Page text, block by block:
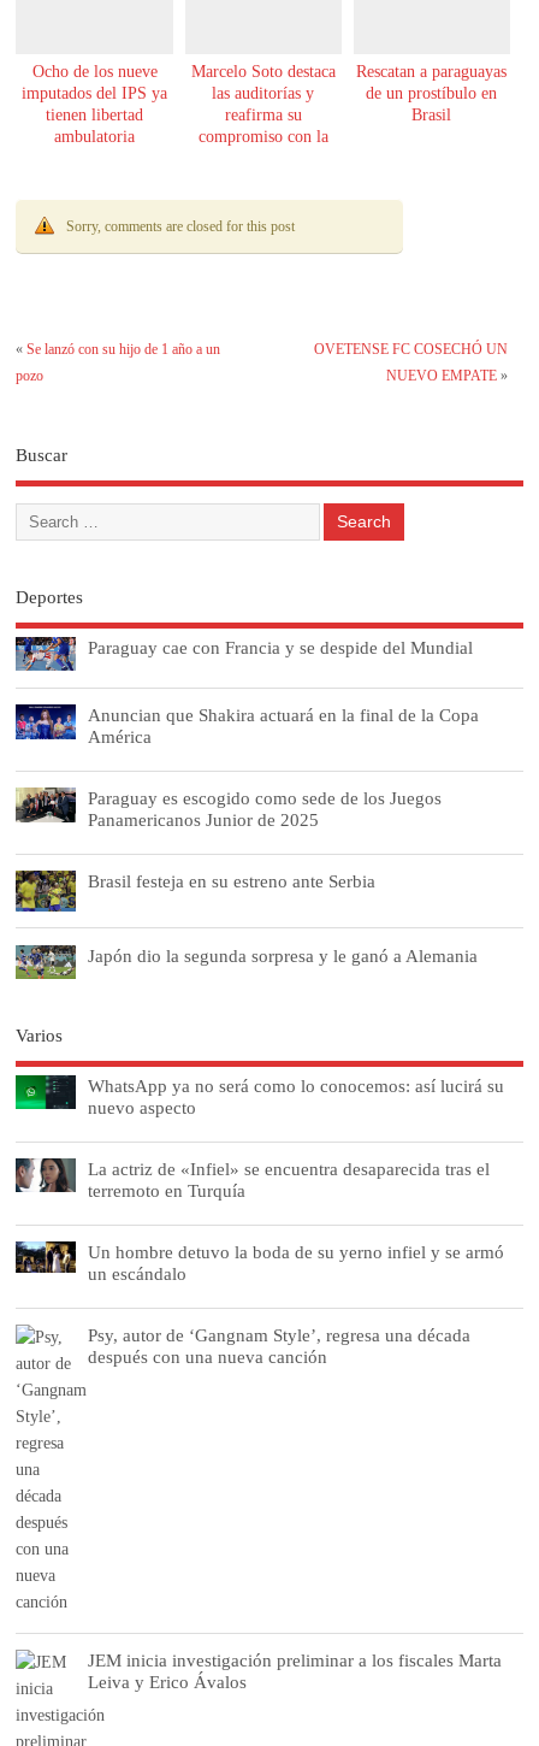
Ocho de los nueve
imputados del IPS ya
tienen libertad
ambulatoria
Marcelo Soto destaca
las auditorías y
reafirma su
compromiso con la
Rescatan a paraguayas
de un prostíbulo en
Brasil
Sorry, comments are closed for this post
«Se lanzó con su hijo de 1 año a un
pozo
OVETENSE FC COSECHÓ UN
NUEVO EMPATE»
Buscar
Deportes
Paraguay cae con Francia y se despide del Mundial
Anuncian que Shakira actuará en la final de la Copa
América
Paraguay es escogido como sede de los Juegos
Panamericanos Junior de 2025
Brasil festeja en su estreno ante Serbia
Japón dio la segunda sorpresa y le ganó a Alemania
Varios
WhatsApp ya no será como lo conocemos: así lucirá su
nuevo aspecto
La actriz de «Infiel» se encuentra desaparecida tras el
terremoto en Turquía
Un hombre detuvo la boda de su yerno infiel y se armó
un escándalo
Psy, autor de ‘Gangnam Style’, regresa una década
después con una nueva canción
JEM inicia investigación preliminar a los fiscales Marta
Leiva y Erico Ávalos